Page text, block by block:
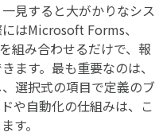
見すると大がかりなシス
はMicrosoft Forms、
組み合わせるだけで、報
ます。最も重要なのは、
選択式の項目で定義のブ
や自動化の仕組みは、こ
す。